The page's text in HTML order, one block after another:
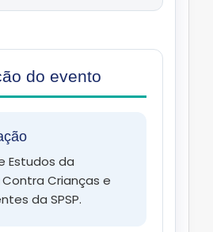
do evento
Estudos da
Crianças e
da SPSP.